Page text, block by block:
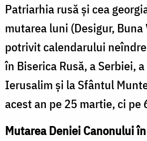
Patriarhia rusă și cea
mutarea luni (Desigur, Buna
potrivit calendarului
în Biserica Rusă, a Serbiei,
Ierusalim și la Sfântul
acest an pe 25 martie, ci pe
Mutarea Deniei Canonului